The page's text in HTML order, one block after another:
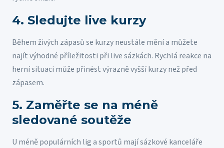
4. Sledujte live kurzy
Během živých zápasů se kurzy neustále mění a můžete
najít výhodné příležitosti při live sázkách. Rychlá reakce na
herní situaci může přinést výrazně vyšší kurzy než před
zápasem.
5. Zaměřte se na méně
sledované soutěže
U méně populárních lig a sportů mají sázkové kanceláře